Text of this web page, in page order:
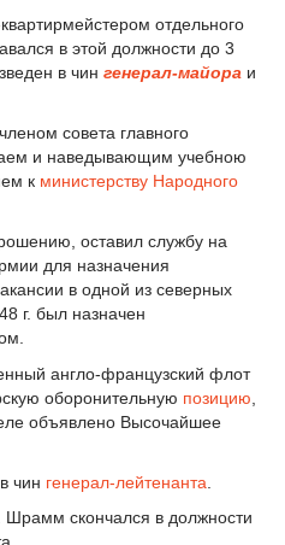
отдельного
в этой должности до 3
в чин генерал-майора и
совета главного
и наведывающим учебною
к министерству Народного
оставил службу на
для назначения
в одной из северных
г. был назначен
англо-французский флот
оборонительную позицию
объявлено Высочайшее
чин генерал-лейтенанта
Шрамм скончался в должности